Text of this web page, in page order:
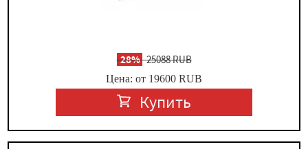
-28%25088 RUB
Цена: от 19600 RUB
Купить